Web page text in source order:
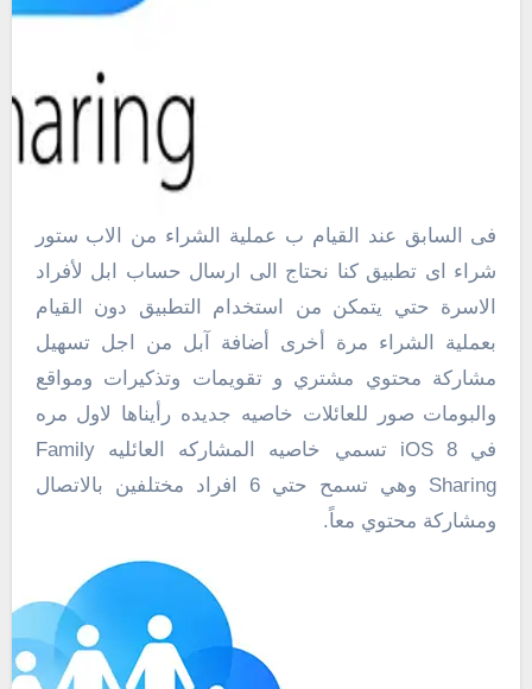
فى السابق عند القيام ب عملية الشراء من الاب ستور
شراء اى تطبيق كنا نحتاج الى ارسال حساب ابل لأفراد
الاسرة حتي يتمكن من استخدام التطبيق دون القيام
بعملية الشراء مرة أخرى أضافة آبل من اجل تسهيل
مشاركة محتوي مشتري و تقويمات وتذكيرات ومواقع
والبومات صور للعائلات خاصيه جديده رأيناها لاول مره
في iOS 8 تسمي خاصيه المشاركه العائليه Family
Sharing وهي تسمح حتي 6 افراد مختلفين بالاتصال
ومشاركة محتوي معاً.